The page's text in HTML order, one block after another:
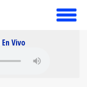
toggle
En Vivo